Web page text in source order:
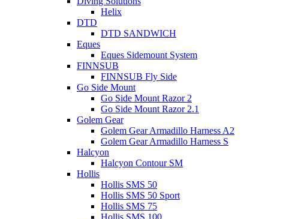
Helix
DTD
DTD SANDWICH
Eques
Eques Sidemount System
FINNSUB
FINNSUB Fly Side
Go Side Mount
Go Side Mount Razor 2
Go Side Mount Razor 2.1
Golem Gear
Golem Gear Armadillo Harness A2
Golem Gear Armadillo Harness S
Halcyon
Halcyon Contour SM
Hollis
Hollis SMS 50
Hollis SMS 50 Sport
Hollis SMS 75